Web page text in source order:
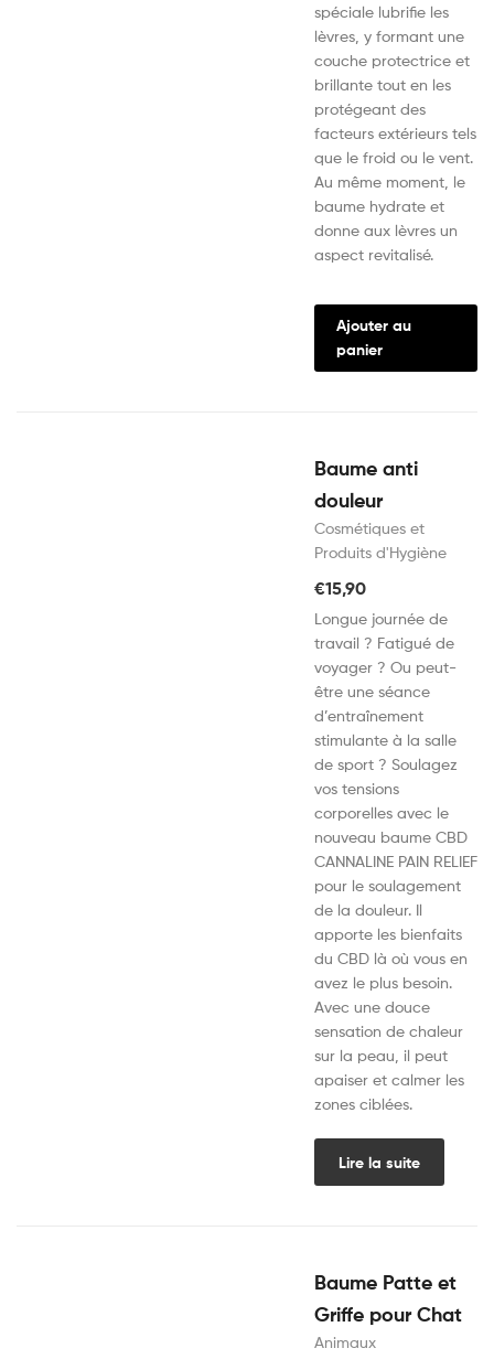
spéciale lubrifie les
lèvres, y formant une
couche protectrice et
brillante tout en les
protégeant des
facteurs extérieurs tels
que le froid ou le vent.
Au même moment, le
baume hydrate et
donne aux lèvres un
aspect revitalisé.
Ajouter au
panier
Baume anti
douleur
Cosmétiques et
Produits d'Hygiène
€15,90
Longue journée de
travail ? Fatigué de
voyager ? Ou peut-
être une séance
d’entraînement
stimulante à la salle
de sport ? Soulagez
vos tensions
corporelles avec le
nouveau baume CBD
CANNALINE PAIN RELIEF
pour le soulagement
de la douleur. Il
apporte les bienfaits
du CBD là où vous en
avez le plus besoin.
Avec une douce
sensation de chaleur
sur la peau, il peut
apaiser et calmer les
zones ciblées.
Lire la suite
Baume Patte et
Griffe pour Chat
Animaux